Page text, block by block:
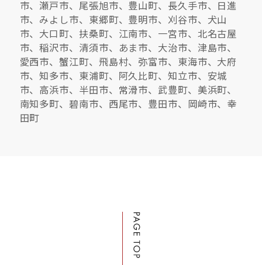
市、瀬戸市、尾張旭市、豊山町、長久手市、日進
市、みよし市、東郷町、豊明市、刈谷市、犬山
市、大口町、扶桑町、江南市、一宮市、北名古屋
市、稲沢市、清須市、あま市、大治市、津島市、
愛西市、蟹江町、飛島村、弥富市、東海市、大府
市、知多市、東浦町、阿久比町、知立市、安城
市、高浜市、半田市、常滑市、武豊町、美浜町、
南知多町、碧南市、西尾市、豊田市、岡崎市、幸
田町